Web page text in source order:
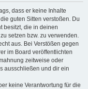
dass er keine Inhalte
guten Sitten verstoßen. Du
besitzt, die in deinen
setzen bzw. zu verwenden.
aus. Bei Verstößen gegen
im Board veröffentlichten
zeitweise oder
ausschließen und dir ein
keine Verantwortung für die